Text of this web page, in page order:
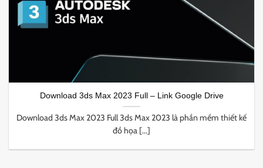
Download 3ds Max 2023 Full – Link Google Drive
Download 3ds Max 2023 Full 3ds Max 2023 là phần mềm thiết kế
đồ họa [...]